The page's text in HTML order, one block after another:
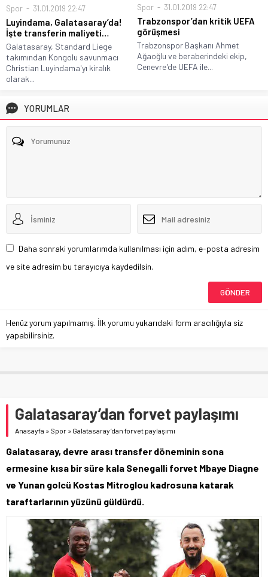
Spor 31.01.2019 22:47
Luyindama, Galatasaray’da!
İşte transferin maliyeti…
Galatasaray, Standard Liege
takımından Kongolu savunmacı
Christian Luyindama'yı kiralık
olarak...
Spor 31.01.2019 22:47
Trabzonspor’dan kritik UEFA
görüşmesi
Trabzonspor Başkanı Ahmet
Ağaoğlu ve beraberindeki ekip,
Cenevre'de UEFA ile...
YORUMLAR
Daha sonraki yorumlarımda kullanılması için adım, e-posta adresim
ve site adresim bu tarayıcıya kaydedilsin.
Henüz yorum yapılmamış. İlk yorumu yukarıdaki form aracılığıyla siz
yapabilirsiniz.
Galatasaray’dan forvet paylaşımı
Anasayfa » Spor » Galatasaray’dan forvet paylaşımı
Galatasaray, devre arası transfer döneminin sona
ermesine kısa bir süre kala Senegalli forvet Mbaye Diagne
ve Yunan golcü Kostas Mitroglou kadrosuna katarak
taraftarlarının yüzünü güldürdü.